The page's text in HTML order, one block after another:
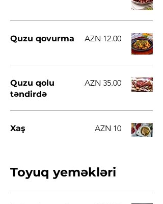
Quzu qovurma AZN 12.00
Quzu qolu
təndirdə
AZN 35.00
Xaş AZN 10
Toyuq yeməkləri